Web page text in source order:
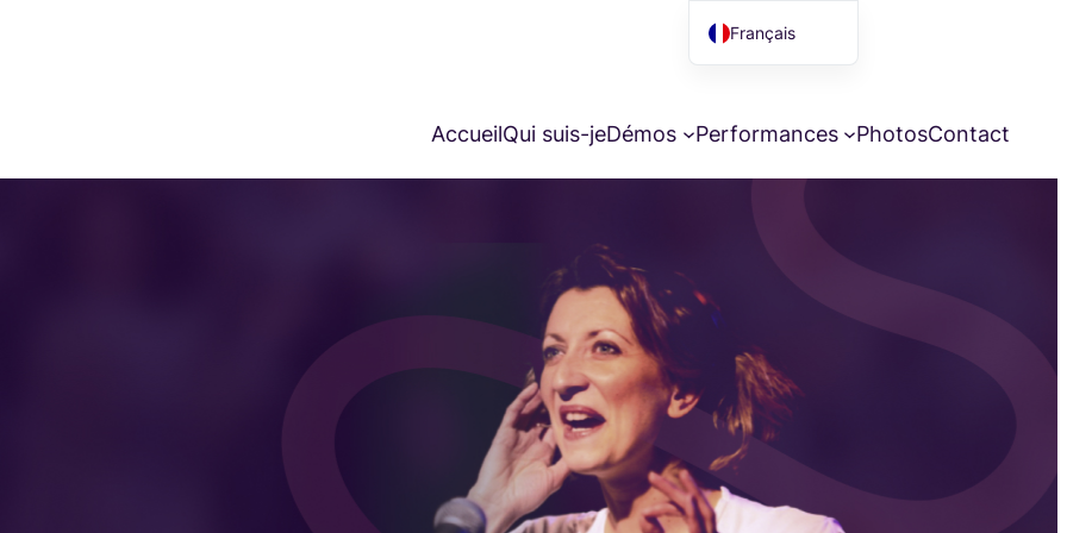
AccueilQui suis-jeDémos Performances PhotosContact
Français